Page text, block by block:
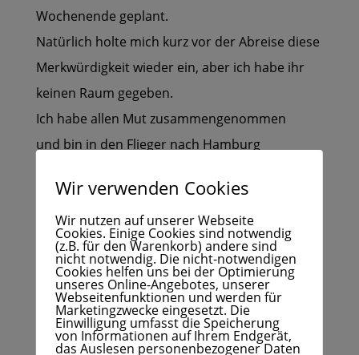
Wochenende geplant.
Natürlich holte mich kurz vor der Abreise diese
Merkwürdigkeit wieder ein, aber ich habe ihr
keinen Raum gegeben.
Ich habe allen Mut zusammengenommen
und bin in den Flieger nach Hamburg
Dies war dieser ERSTE Schritt, der das alte
Muster durchbrochen hat.
Für immer!
Ich habe dem Muster nicht länger erlaubt, mich
zu kontrollieren,
sondern nach Wegen gesucht,
die meine Angst nicht in schwindelerregende
Wir verwenden Cookies
Wir nutzen auf unserer Webseite
Cookies. Einige Cookies sind notwendig
(z.B. für den Warenkorb) andere sind
nicht notwendig. Die nicht-notwendigen
Cookies helfen uns bei der Optimierung
unseres Online-Angebotes, unserer
Webseitenfunktionen und werden für
Marketingzwecke eingesetzt. Die
Einwilligung umfasst die Speicherung
von Informationen auf Ihrem Endgerät,
das Auslesen personenbezogener Daten